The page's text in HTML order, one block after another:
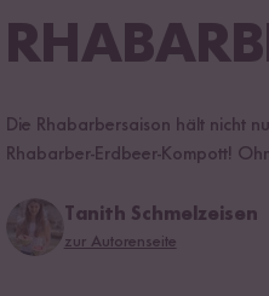
Die Rhabarbersaison hält nicht
Rhabarber-Erdbeer-Kompott!
Tanith Schmelzeisen
zur Autorenseite